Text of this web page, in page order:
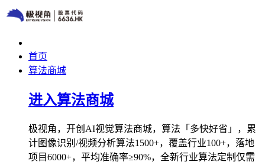
首页
算法商城
进入算法商城
极视角，开创AI视觉算法商城，算法「多快好省」，累
计图像识别/视频分析算法1500+，覆盖行业100+，落地
项目6000+，平均准确率≥90%，全新行业算法定制仅需